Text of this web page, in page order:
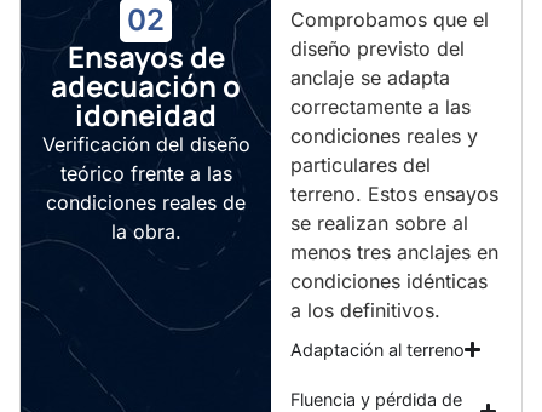
02
Ensayos de
adecuación o
idoneidad
Verificación del diseño
teórico frente a las
condiciones reales de
la obra.
Comprobamos que el
diseño previsto del
anclaje se adapta
correctamente a las
condiciones reales y
particulares del
terreno. Estos ensayos
se realizan sobre al
menos tres anclajes en
condiciones idénticas
a los definitivos.
Adaptación al terreno
Fluencia y pérdida de